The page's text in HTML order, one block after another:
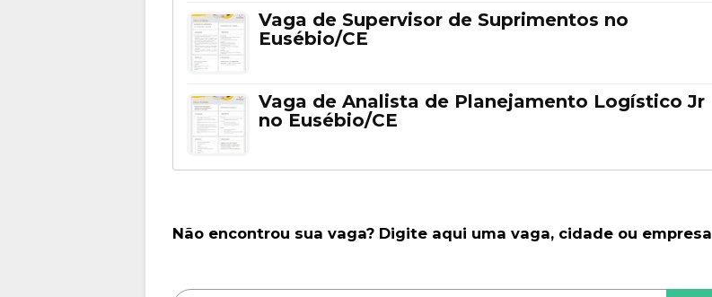
Vaga de Supervisor de Suprimentos no
Eusébio/CE
Vaga de Analista de Planejamento Logístico Jr
no Eusébio/CE
Não encontrou sua vaga? Digite aqui uma vaga, cidade ou empresa